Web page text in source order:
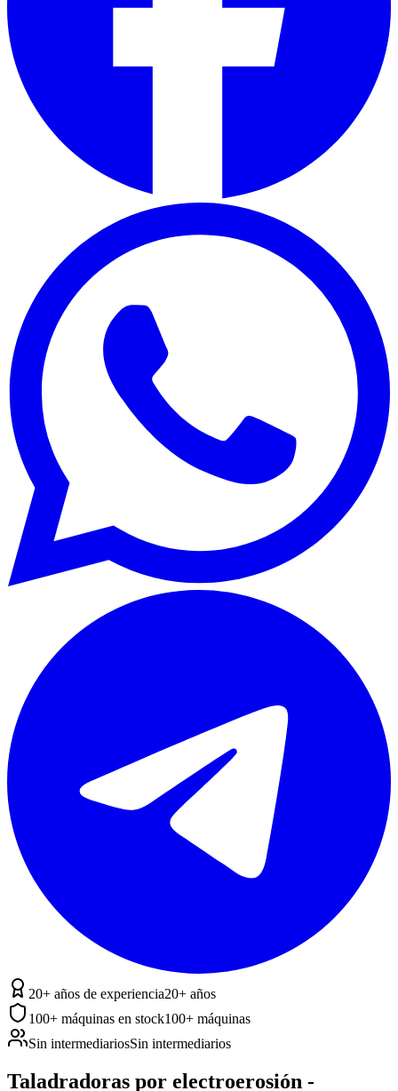
20+ años de experiencia20+ años
100+ máquinas en stock100+ máquinas
Sin intermediariosSin intermediarios
Taladradoras por electroerosión -